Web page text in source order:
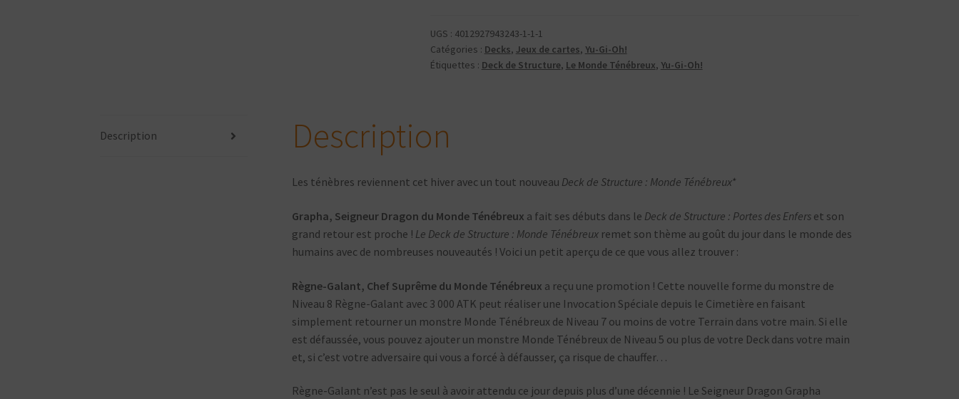
Deck
de
Structure
Ténébreux
Française
UGS : 4012927943243-1-1-1
Catégories : Decks, Jeux de cartes, Yu-Gi-Oh!
Étiquettes : Deck de Structure, Le Monde Ténébreux, Yu-Gi-Oh!
Description Description
Les ténèbres reviennent cet hiver avec un tout nouveau Deck de Structure : Monde Ténébreux*
Grapha, Seigneur Dragon du Monde Ténébreux a fait ses débuts dans le Deck de Structure : Portes des Enfers et son
grand retour est proche ! Le Deck de Structure : Monde Ténébreux remet son thème au goût du jour dans le monde des
humains avec de nombreuses nouveautés ! Voici un petit aperçu de ce que vous allez trouver :
Règne-Galant, Chef Suprême du Monde Ténébreux a reçu une promotion ! Cette nouvelle forme du monstre de
Niveau 8 Règne-Galant avec 3 000 ATK peut réaliser une Invocation Spéciale depuis le Cimetière en faisant
simplement retourner un monstre Monde Ténébreux de Niveau 7 ou moins de votre Terrain dans votre main. Si elle
est défaussée, vous pouvez ajouter un monstre Monde Ténébreux de Niveau 5 ou plus de votre Deck dans votre main
et, si c’est votre adversaire qui vous a forcé à défausser, ça risque de chauffer…
Règne-Galant n’est pas le seul à avoir attendu ce jour depuis plus d’une décennie ! Le Seigneur Dragon Grapha